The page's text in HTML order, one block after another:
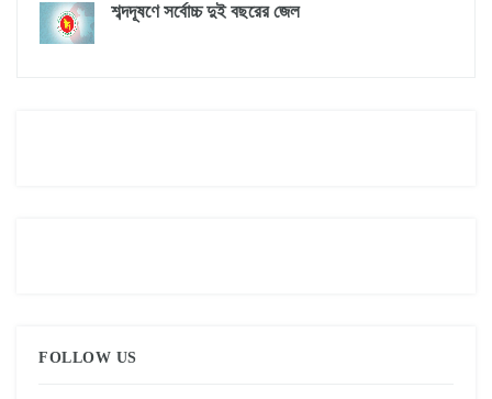
শব্দদূষণে সর্বোচ্চ দুই বছরের জেল
FOLLOW US